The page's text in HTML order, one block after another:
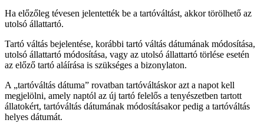
Ha előzőleg tévesen jelentették be a tartóváltást, akkor törölhető az
utolsó állattartó.
Tartó váltás bejelentése, korábbi tartó váltás dátumának módosítása,
utolsó állattartó módosítása, vagy az utolsó állattartó törlése esetén
az előző tartó aláírása is szükséges a bizonylaton.
A „tartóváltás dátuma” rovatban tartóváltáskor azt a napot kell
megjelölni, amely naptól az új tartó felelős a tenyészetben tartott
állatokért, tartóváltás dátumának módosításakor pedig a tartóváltás
helyes dátumát.